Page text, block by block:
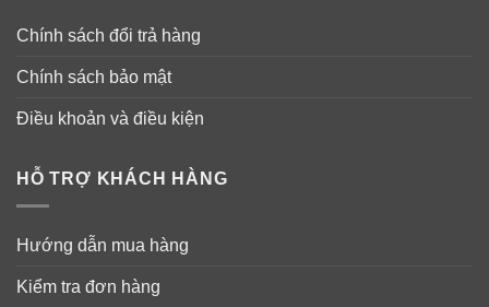
Chính sách đổi trả hàng
Chính sách bảo mật
Điều khoản và điều kiện
HỖ TRỢ KHÁCH HÀNG
Hướng dẫn mua hàng
Kiểm tra đơn hàng